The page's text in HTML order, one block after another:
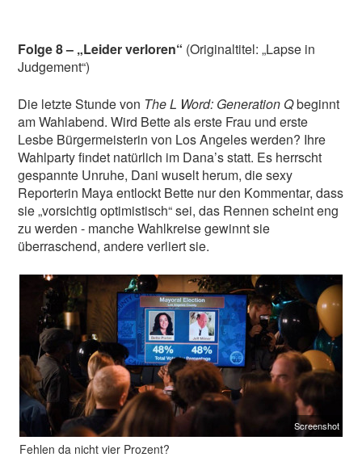
Folge 8 – „Leider verloren“ (Originaltitel: „Lapse in
Judgement“)
Die letzte Stunde von The L Word: Generation Qbeginnt
am Wahlabend. Wird Bette als erste Frau und erste
Lesbe Bürgermeisterin von Los Angeles werden? Ihre
Wahlparty findet natürlich im Dana’s statt. Es herrscht
gespannte Unruhe, Dani wuselt herum, die sexy
Reporterin Maya entlockt Bette nur den Kommentar, dass
sie „vorsichtig optimistisch“ sei, das Rennen scheint eng
zu werden - manche Wahlkreise gewinnt sie
überraschend, andere verliert sie.
Screenshot
Fehlen da nicht vier Prozent?